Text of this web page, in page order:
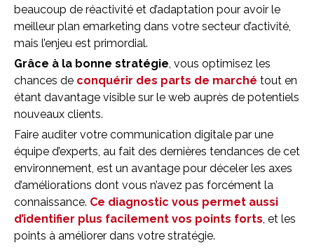
beaucoup de réactivité et d’adaptation pour avoir le
meilleur plan emarketing dans votre secteur d’activité,
mais l’enjeu est primordial.
Grâce à la bonne stratégie , vous optimisez les
chances de conquérir des parts de marché tout en
étant davantage visible sur le web auprès de potentiels
nouveaux clients.
Faire auditer votre communication digitale par une
équipe d’experts, au fait des dernières tendances de cet
environnement, est un avantage pour déceler les axes
d’améliorations dont vous n’avez pas forcément la
connaissance. Ce diagnostic vous permet aussi
d’identifier plus facilement vos points forts , et les
points à améliorer dans votre stratégie.